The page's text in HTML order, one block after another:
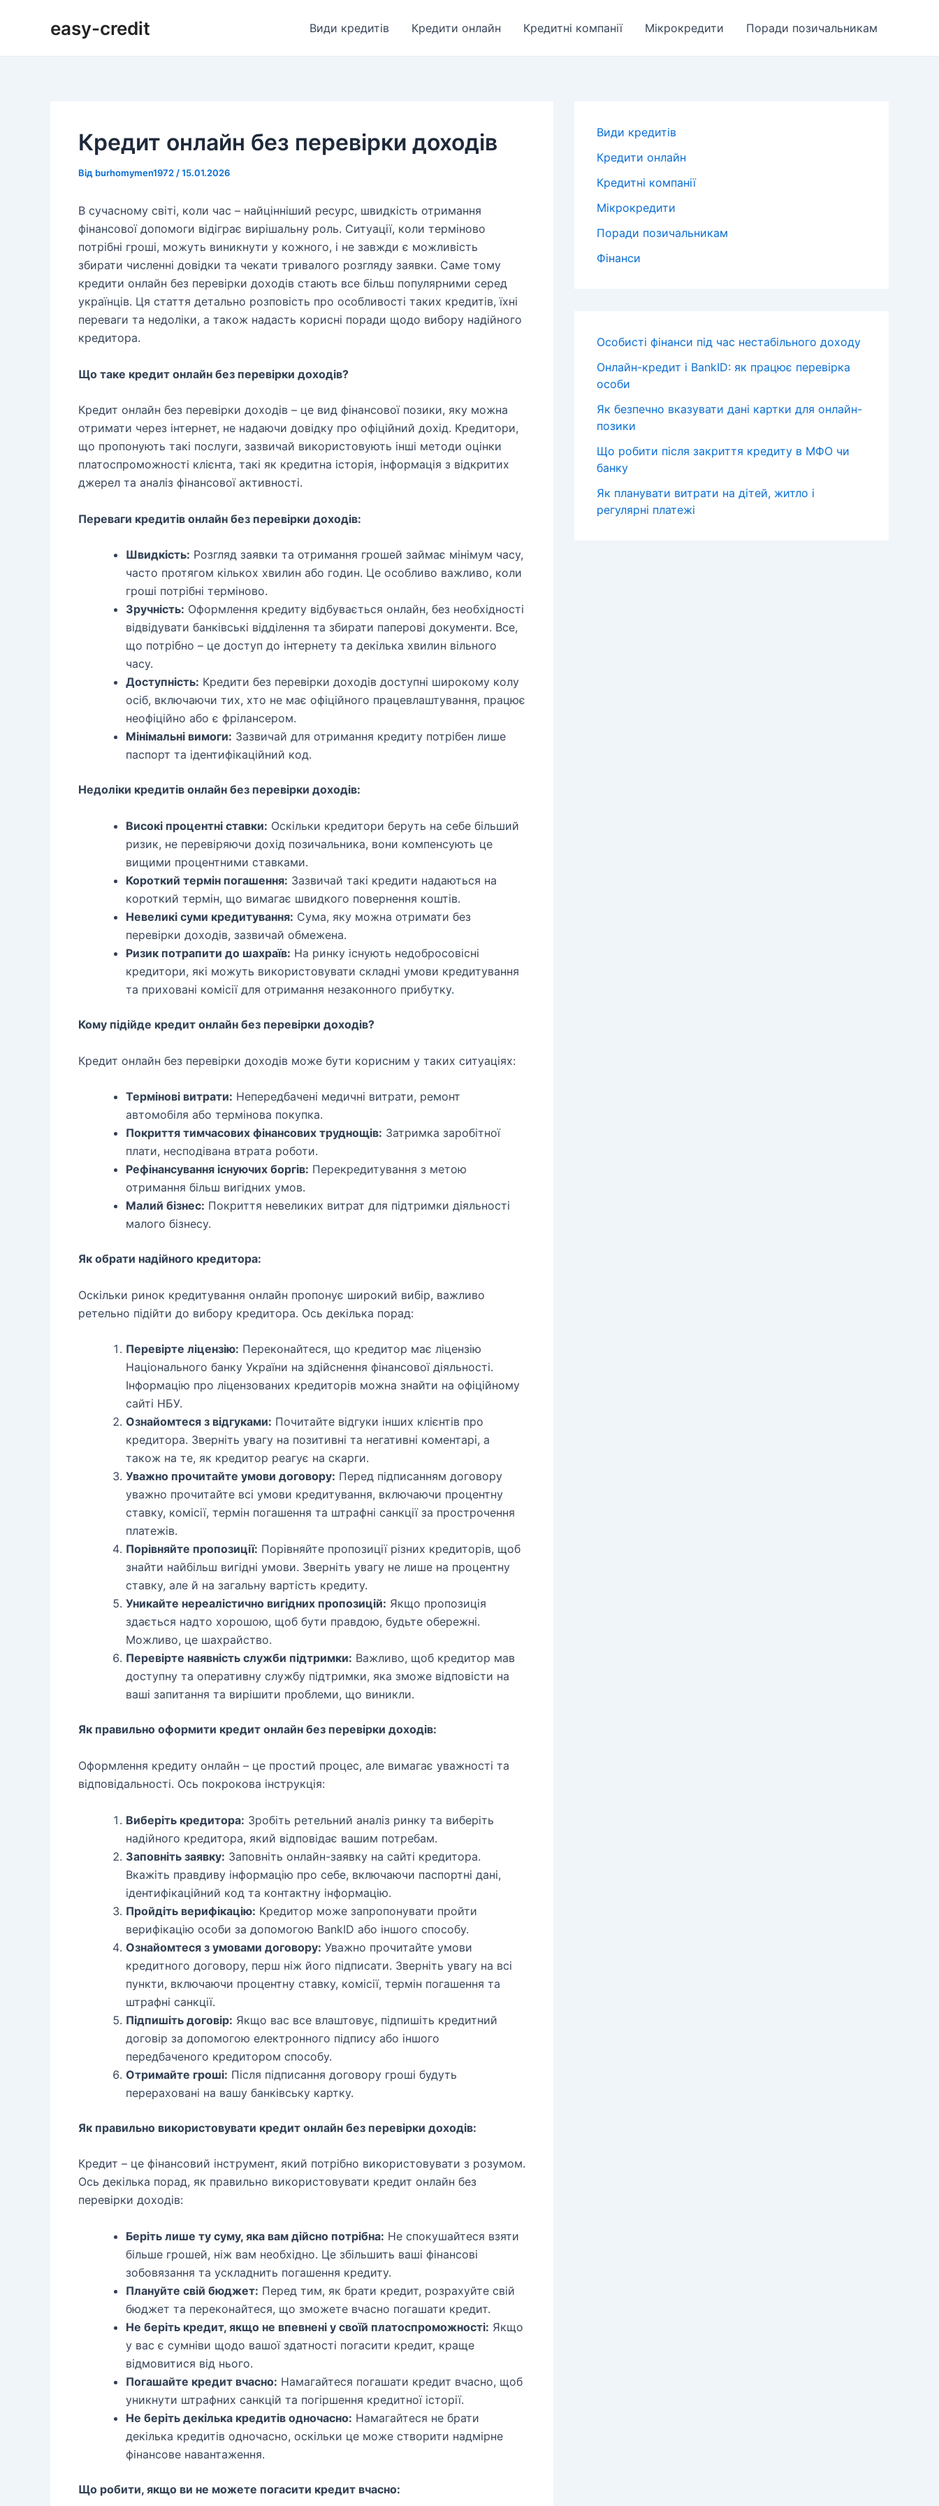
easy-credit Види кредитів Кредити онлайн Кредитні компанії Мікрокредити Поради позичальникам
Кредит онлайн без перевірки доходів
Від burhomymen1972 /15.01.2026
В сучасному світі, коли час – найцінніший ресурс, швидкість отримання
фінансової допомоги відіграє вирішальну роль. Ситуації, коли терміново
потрібні гроші, можуть виникнути у кожного, і не завжди є можливість
збирати численні довідки та чекати тривалого розгляду заявки. Саме тому
кредити онлайн без перевірки доходів стають все більш популярними серед
українців. Ця стаття детально розповість про особливості таких кредитів, їхні
переваги та недоліки, а також надасть корисні поради щодо вибору надійного
кредитора.
Що таке кредит онлайн без перевірки доходів?
Кредит онлайн без перевірки доходів – це вид фінансової позики, яку можна
отримати через інтернет, не надаючи довідку про офіційний дохід. Кредитори,
що пропонують такі послуги, зазвичай використовують інші методи оцінки
платоспроможності клієнта, такі як кредитна історія, інформація з відкритих
джерел та аналіз фінансової активності.
Переваги кредитів онлайн без перевірки доходів:
Швидкість: Розгляд заявки та отримання грошей займає мінімум часу,
часто протягом кількох хвилин або годин. Це особливо важливо, коли
гроші потрібні терміново.
Зручність: Оформлення кредиту відбувається онлайн, без необхідності
відвідувати банківські відділення та збирати паперові документи. Все,
що потрібно – це доступ до інтернету та декілька хвилин вільного
часу.
Доступність: Кредити без перевірки доходів доступні широкому колу
осіб, включаючи тих, хто не має офіційного працевлаштування, працює
неофіційно або є фрілансером.
Мінімальні вимоги: Зазвичай для отримання кредиту потрібен лише
паспорт та ідентифікаційний код.
Недоліки кредитів онлайн без перевірки доходів:
Високі процентні ставки: Оскільки кредитори беруть на себе більший
ризик, не перевіряючи дохід позичальника, вони компенсують це
вищими процентними ставками.
Короткий термін погашення: Зазвичай такі кредити надаються на
короткий термін, що вимагає швидкого повернення коштів.
Невеликі суми кредитування: Сума, яку можна отримати без
перевірки доходів, зазвичай обмежена.
Ризик потрапити до шахраїв: На ринку існують недобросовісні
кредитори, які можуть використовувати складні умови кредитування
та приховані комісії для отримання незаконного прибутку.
Кому підійде кредит онлайн без перевірки доходів?
Кредит онлайн без перевірки доходів може бути корисним у таких ситуаціях:
Термінові витрати: Непередбачені медичні витрати, ремонт
автомобіля або термінова покупка.
Покриття тимчасових фінансових труднощів: Затримка заробітної
плати, несподівана втрата роботи.
Рефінансування існуючих боргів: Перекредитування з метою
отримання більш вигідних умов.
Малий бізнес: Покриття невеликих витрат для підтримки діяльності
малого бізнесу.
Як обрати надійного кредитора:
Оскільки ринок кредитування онлайн пропонує широкий вибір, важливо
ретельно підійти до вибору кредитора. Ось декілька порад:
Перевірте ліцензію: Переконайтеся, що кредитор має ліцензію
Національного банку України на здійснення фінансової діяльності.
Інформацію про ліцензованих кредиторів можна знайти на офіційному
сайті НБУ.
Ознайомтеся з відгуками: Почитайте відгуки інших клієнтів про
кредитора. Зверніть увагу на позитивні та негативні коментарі, а
також на те, як кредитор реагує на скарги.
Уважно прочитайте умови договору: Перед підписанням договору
уважно прочитайте всі умови кредитування, включаючи процентну
ставку, комісії, термін погашення та штрафні санкції за прострочення
платежів.
Порівняйте пропозиції: Порівняйте пропозиції різних кредиторів, щоб
знайти найбільш вигідні умови. Зверніть увагу не лише на процентну
ставку, але й на загальну вартість кредиту.
Уникайте нереалістично вигідних пропозицій: Якщо пропозиція
здається надто хорошою, щоб бути правдою, будьте обережні.
Можливо, це шахрайство.
Перевірте наявність служби підтримки: Важливо, щоб кредитор мав
доступну та оперативну службу підтримки, яка зможе відповісти на
ваші запитання та вирішити проблеми, що виникли.
Як правильно оформити кредит онлайн без перевірки доходів:
Оформлення кредиту онлайн – це простий процес, але вимагає уважності та
відповідальності. Ось покрокова інструкція:
Виберіть кредитора: Зробіть ретельний аналіз ринку та виберіть
надійного кредитора, який відповідає вашим потребам.
Заповніть заявку: Заповніть онлайн-заявку на сайті кредитора.
Вкажіть правдиву інформацію про себе, включаючи паспортні дані,
ідентифікаційний код та контактну інформацію.
Пройдіть верифікацію: Кредитор може запропонувати пройти
верифікацію особи за допомогою BankID або іншого способу.
Ознайомтеся з умовами договору: Уважно прочитайте умови
кредитного договору, перш ніж його підписати. Зверніть увагу на всі
пункти, включаючи процентну ставку, комісії, термін погашення та
штрафні санкції.
Підпишіть договір: Якщо вас все влаштовує, підпишіть кредитний
договір за допомогою електронного підпису або іншого
передбаченого кредитором способу.
Отримайте гроші: Після підписання договору гроші будуть
перераховані на вашу банківську картку.
Як правильно використовувати кредит онлайн без перевірки доходів:
Кредит – це фінансовий інструмент, який потрібно використовувати з розумом.
Ось декілька порад, як правильно використовувати кредит онлайн без
перевірки доходів:
Беріть лише ту суму, яка вам дійсно потрібна: Не спокушайтеся взяти
більше грошей, ніж вам необхідно. Це збільшить ваші фінансові
зобовязання та ускладнить погашення кредиту.
Плануйте свій бюджет: Перед тим, як брати кредит, розрахуйте свій
бюджет та переконайтеся, що зможете вчасно погашати кредит.
Не беріть кредит, якщо не впевнені у своїй платоспроможності: Якщо
у вас є сумніви щодо вашої здатності погасити кредит, краще
відмовитися від нього.
Погашайте кредит вчасно: Намагайтеся погашати кредит вчасно, щоб
уникнути штрафних санкцій та погіршення кредитної історії.
Не беріть декілька кредитів одночасно: Намагайтеся не брати
декілька кредитів одночасно, оскільки це може створити надмірне
фінансове навантаження.
Що робити, якщо ви не можете погасити кредит вчасно:
по
Види кредитів
Кредити онлайн
Кредитні компанії
Мікрокредити
Поради позичальникам
Фінанси
Особисті фінанси під час нестабільного доходу
Онлайн-кредит і BankID: як працює перевірка
особи
Як безпечно вказувати дані картки для онлайн-
позики
Що робити після закриття кредиту в МФО чи
банку
Як планувати витрати на дітей, житло і
регулярні платежі